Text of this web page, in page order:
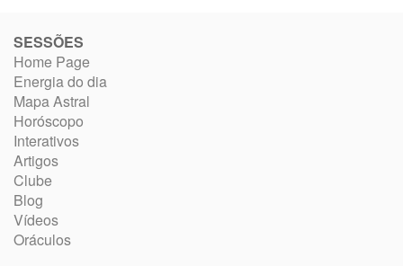
SESSÕES
Home Page
Energia do dia
Mapa Astral
Horóscopo
Interativos
Artigos
Clube
Blog
Vídeos
Oráculos